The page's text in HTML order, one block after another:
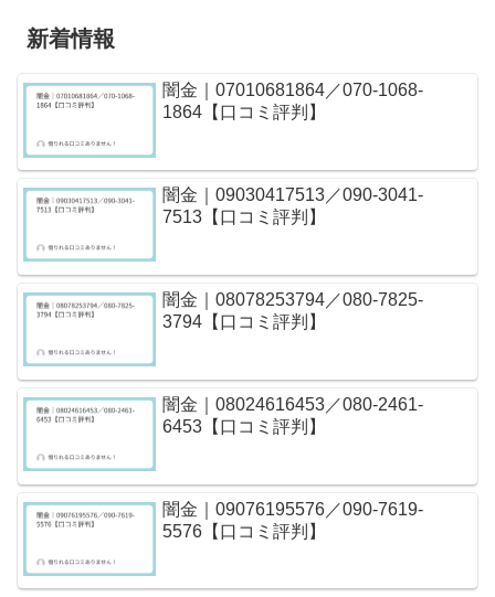
新着情報
闇金｜07010681864／070-1068-
1864【口コミ評判】
闇金｜09030417513／090-3041-
7513【口コミ評判】
闇金｜08078253794／080-7825-
3794【口コミ評判】
闇金｜08024616453／080-2461-
6453【口コミ評判】
闇金｜09076195576／090-7619-
5576【口コミ評判】